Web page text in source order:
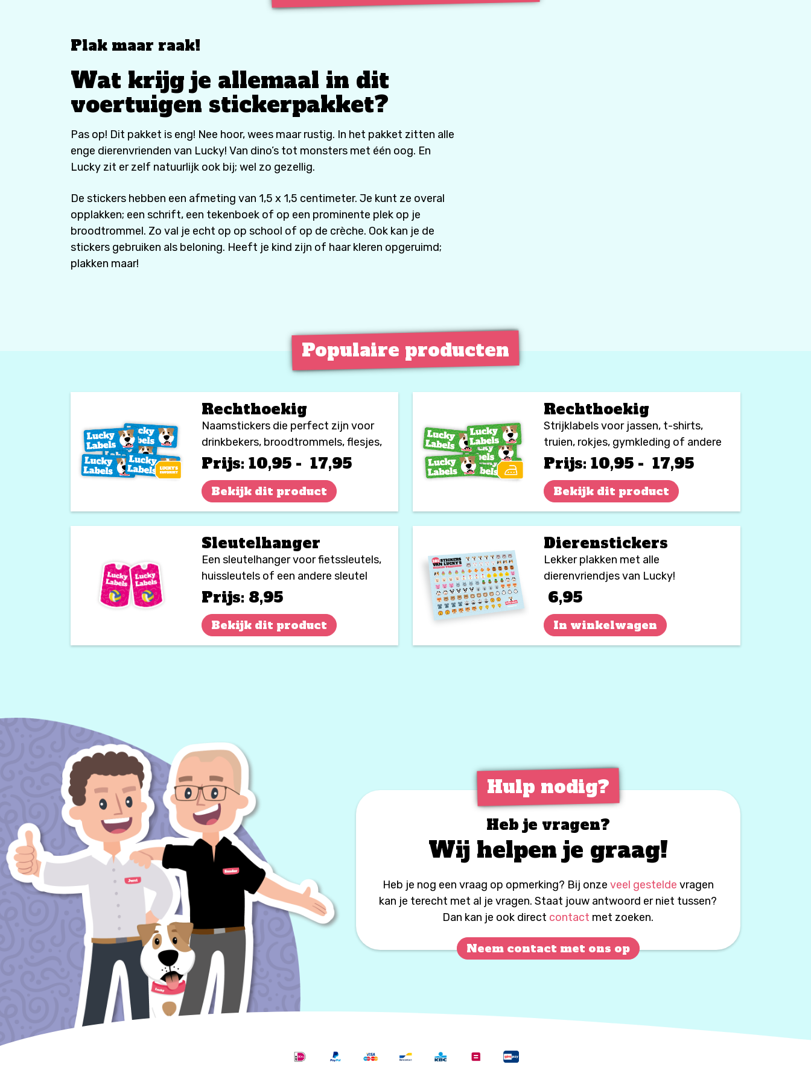
Plak maar raak!
Wat krijg je allemaal in dit
voertuigen stickerpakket?
Pas op! Dit pakket is eng! Nee hoor, wees maar rustig. In het pakket zitten alle
enge dierenvrienden van Lucky! Van dino’s tot monsters met één oog. En
Lucky zit er zelf natuurlijk ook bij; wel zo gezellig.
De stickers hebben een afmeting van 1,5 x 1,5 centimeter. Je kunt ze overal
opplakken; een schrift, een tekenboek of op een prominente plek op je
broodtrommel. Zo val je echt op op school of op de crèche. Ook kan je de
stickers gebruiken als beloning. Heeft je kind zijn of haar kleren opgeruimd;
plakken maar!
Populaire producten
Rechthoekig
Naamstickers die perfect zijn voor
drinkbekers, broodtrommels, flesjes,
bakjes, speelgoed en alle an
Prijs: 10,95 - 17,95Prijsklasse:
tot
Bekijk dit product
Rechthoekig
Strijklabels voor jassen, t-shirts,
truien, rokjes, gymkleding of andere
kledingstukken die gemakkel
Prijs: 10,95 - 17,95Prijsklasse:
tot
Bekijk dit product
Sleutelhanger
Een sleutelhanger voor fietssleutels,
huissleutels of een andere sleutel
zodat het altijd duidelijk
Prijs: 8,95
Bekijk dit product
Dierenstickers
Lekker plakken met alle
dierenvriendjes van Lucky!
6,95
In winkelwagen
Hulp nodig?
Heb je vragen?
Wij helpen je graag!
Heb je nog een vraag op opmerking? Bij onze veel gestelde vragen
kan je terecht met al je vragen. Staat jouw antwoord er niet tussen?
Dan kan je ook direct contact met zoeken.
Neem contact met ons op